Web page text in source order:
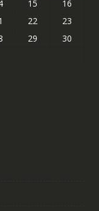
15
16
22
23
29
30